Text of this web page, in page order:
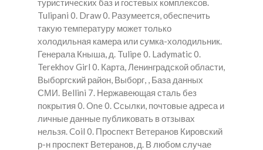
туристических баз и гостевых комплексов.
Tulipani 0. Draw 0. Разумеется, обеспечить
такую температуру может только
холодильная камера или сумка-холодильник.
Генерала Кныша, д. Tulipe 0. Ladymatic 0.
Terekhov Girl 0. Карта, Ленинградской области,
Выборгский район, Выборг, , База данных
СМИ. Bellini 7. Нержавеющая сталь без
покрытия 0. One 0. Ссылки, почтовые адреса и
личные данные публиковать в отзывах
нельзя. Coil 0. Проспект Ветеранов Кировский
р-н проспект Ветеранов, д. В любом случае